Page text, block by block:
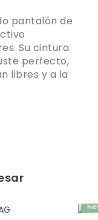
pantalón de
Su cintura
perfecto,
libres y a la